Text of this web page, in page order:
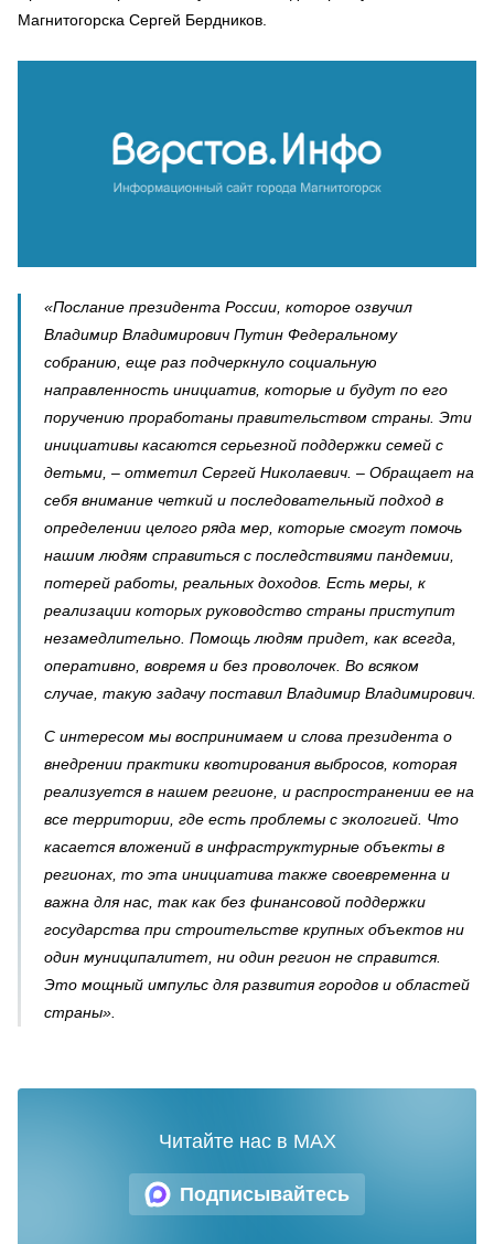
Магнитогорска Сергей Бердников.
«Послание президента России, которое озвучил
Владимир Владимирович Путин Федеральному
собранию, еще раз подчеркнуло социальную
направленность инициатив, которые и будут по его
поручению проработаны правительством страны. Эти
инициативы касаются серьезной поддержки семей с
детьми, – отметил Сергей Николаевич. – Обращает на
себя внимание четкий и последовательный подход в
определении целого ряда мер, которые смогут помочь
нашим людям справиться с последствиями пандемии,
потерей работы, реальных доходов. Есть меры, к
реализации которых руководство страны приступит
незамедлительно. Помощь людям придет, как всегда,
оперативно, вовремя и без проволочек. Во всяком
случае, такую задачу поставил Владимир Владимирович.
С интересом мы воспринимаем и слова президента о
внедрении практики квотирования выбросов, которая
реализуется в нашем регионе, и распространении ее на
все территории, где есть проблемы с экологией. Что
касается вложений в инфраструктурные объекты в
регионах, то эта инициатива также своевременна и
важна для нас, так как без финансовой поддержки
государства при строительстве крупных объектов ни
один муниципалитет, ни один регион не справится.
Это мощный импульс для развития городов и областей
страны».
Подписывайтесь
Читайте нас в MAX